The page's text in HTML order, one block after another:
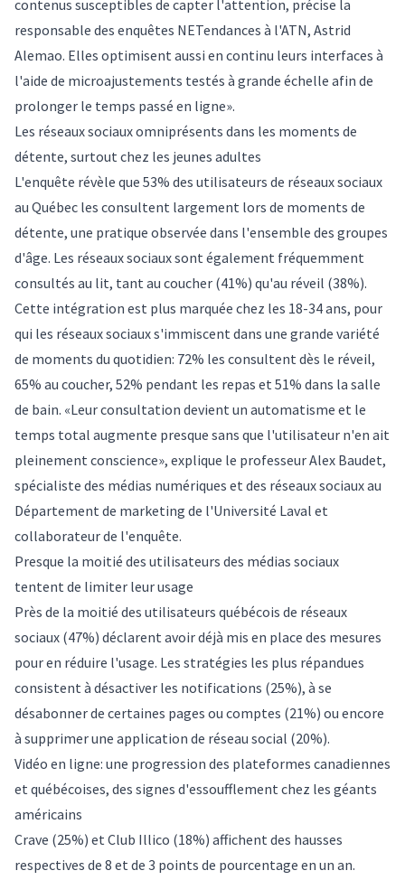
contenus susceptibles de capter l'attention, précise la
responsable des enquêtes NETendances à l'ATN, Astrid
Alemao. Elles optimisent aussi en continu leurs interfaces à
l'aide de microajustements testés à grande échelle afin de
prolonger le temps passé en ligne».
Les réseaux sociaux omniprésents dans les moments de
détente, surtout chez les jeunes adultes
L'enquête révèle que 53% des utilisateurs de réseaux sociaux
au Québec les consultent largement lors de moments de
détente, une pratique observée dans l'ensemble des groupes
d'âge. Les réseaux sociaux sont également fréquemment
consultés au lit, tant au coucher (41%) qu'au réveil (38%).
Cette intégration est plus marquée chez les 18-34 ans, pour
qui les réseaux sociaux s'immiscent dans une grande variété
de moments du quotidien: 72% les consultent dès le réveil,
65% au coucher, 52% pendant les repas et 51% dans la salle
de bain. «Leur consultation devient un automatisme et le
temps total augmente presque sans que l'utilisateur n'en ait
pleinement conscience», explique le professeur Alex Baudet,
spécialiste des médias numériques et des réseaux sociaux au
Département de marketing de l'Université Laval et
collaborateur de l'enquête.
Presque la moitié des utilisateurs des médias sociaux
tentent de limiter leur usage
Près de la moitié des utilisateurs québécois de réseaux
sociaux (47%) déclarent avoir déjà mis en place des mesures
pour en réduire l'usage. Les stratégies les plus répandues
consistent à désactiver les notifications (25%), à se
désabonner de certaines pages ou comptes (21%) ou encore
à supprimer une application de réseau social (20%).
Vidéo en ligne: une progression des plateformes canadiennes
et québécoises, des signes d'essoufflement chez les géants
américains
Crave (25%) et Club Illico (18%) affichent des hausses
respectives de 8 et de 3 points de pourcentage en un an.